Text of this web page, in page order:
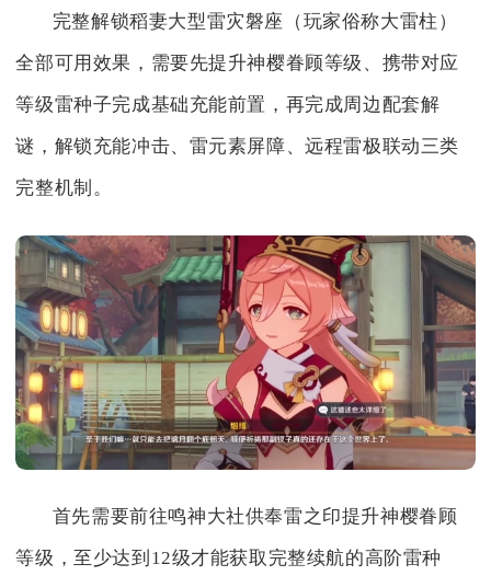
完整解锁稻妻大型雷灾磐座（玩家俗称大雷柱）
全部可用效果，需要先提升神樱眷顾等级、携带对应
等级雷种子完成基础充能前置，再完成周边配套解
谜，解锁充能冲击、雷元素屏障、远程雷极联动三类
完整机制。
首先需要前往鸣神大社供奉雷之印提升神樱眷顾
等级，至少达到12级才能获取完整续航的高阶雷种